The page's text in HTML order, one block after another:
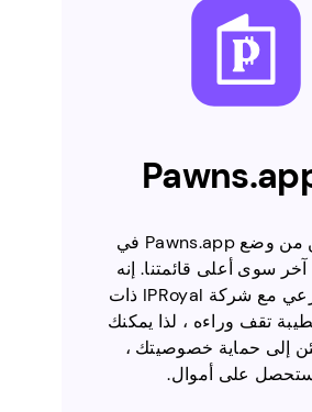
لم نتمكن من وضع Pawns.app في
سوى أعلى قائمتنا. إنه
تطبيق شرعي مع شركة IPRoyal ذات
تقف وراءه ، لذا يمكنك
إلى حماية خصوصيتك ،
على أموال.